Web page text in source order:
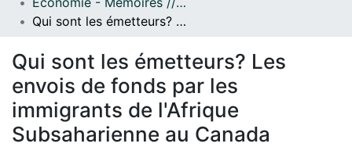
Parcourir
Statistiques
À propos
Qui sont les émetteurs? Les envois de fonds par les immigrants de l'Afrique Subsaharienne au Canada
Qui sont les émetteurs? Les
envois de fonds par les
immigrants de l'Afrique
Subsaharienne au Canada